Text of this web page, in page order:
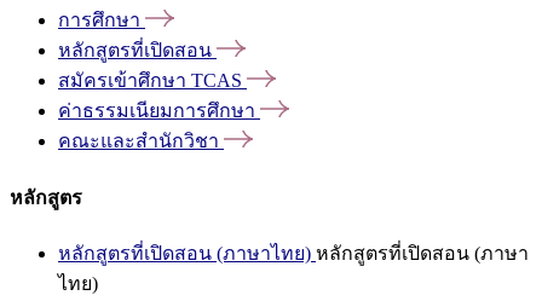
การศึกษา
หลักสูตรที่เปิดสอน
สมัครเข้าศึกษา TCAS
ค่าธรรมเนียมการศึกษา
คณะและสำนักวิชา
หลักสูตร
หลักสูตรที่เปิดสอน (ภาษาไทย) หลักสูตรที่เปิดสอน (ภาษา
ไทย)